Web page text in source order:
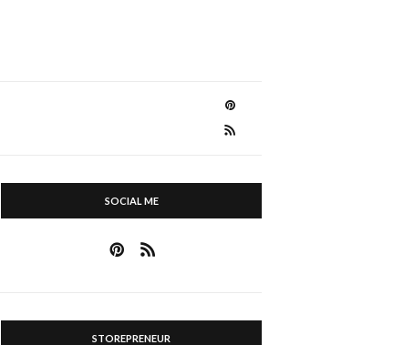
SOCIAL ME
STOREPRENEUR